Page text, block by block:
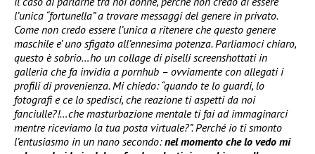
l’unica “fortunella” a trovare messaggi del genere in privato.
Come non credo essere l’unica a ritenere che questo genere
maschile e’ uno sfigato all’ennesima potenza. Parliamoci chiaro,
questo è sobrio…ho un collage di piselli screenshottati in
galleria che fa invidia a pornhub – ovviamente con allegati i
profili di provenienza. Mi chiedo: “quando te lo guardi, lo
fotografi e ce lo spedisci, che reazione ti aspetti da noi
fanciulle?!…che masturbazione mentale ti fai ad immaginarci
mentre riceviamo la tua posta virtuale?”. Perché io ti smonto
l’entusiasmo in un nano secondo:nel momento che lo vedo mi